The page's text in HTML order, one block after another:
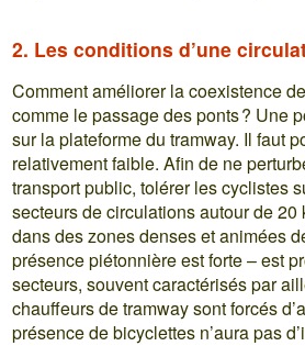
2. Les conditions d’une
Comment améliorer la coexistence
comme le passage des ponts ? Une
sur la plateforme du tramway. Il faut
relativement faible. Afin de ne
transport public, tolérer les cyclistes
secteurs de circulations autour de
dans des zones denses et animées
présence piétonnière est forte – est
secteurs, souvent caractérisés par
chauffeurs de tramway sont forcés
présence de bicyclettes n’aura pas